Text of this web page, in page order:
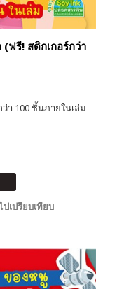
ฟรี! สติกเกอร์กว่า
า 100 ชิ้นภายในเล่ม
ปเปรียบเทียบ